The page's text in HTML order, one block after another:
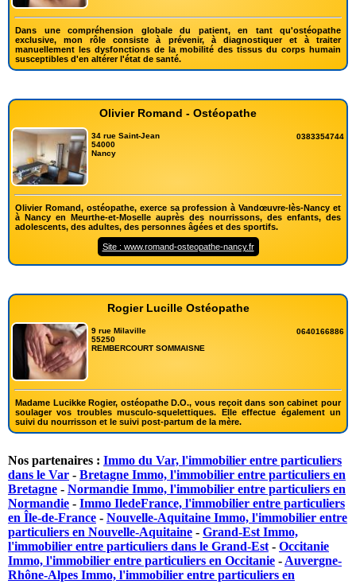
Dans une compréhension globale du patient, en tant qu'ostéopathe
exclusive, mon rôle consiste à prévenir, à diagnostiquer et à traiter
manuellement les dysfonctions de la mobilité des tissus du corps humain
susceptibles d'en altérer l'état de santé.
Olivier Romand - Ostéopathe
34 rue Saint-Jean
54000
Nancy
0383354744
Olivier Romand, ostéopathe, exerce sa profession à Vandœuvre-lès-Nancy et
à Nancy en Meurthe-et-Moselle auprès des nourrissons, des enfants, des
adolescents, des adultes, des personnes âgées et des sportifs.
Site : www.romand-osteopathe-nancy.fr
Rogier Lucille Ostéopathe
9 rue Milaville
55250
REMBERCOURT SOMMAISNE
0640166886
Madame Lucikke Rogier, ostéopathe D.O., vous reçoit dans son cabinet pour
soulager vos troubles musculo-squelettiques. Elle effectue également un
suivi du nourrisson et le suivi post-partum de la mère.
Nos partenaires : Immo du Var, l'immobilier entre particuliers
dans le Var - Bretagne Immo, l'immobilier entre particuliers en
Bretagne - Normandie Immo, l'immobilier entre particuliers en
Normandie - Immo IledeFrance, l'immobilier entre particuliers
en Île-de-France - Nouvelle-Aquitaine Immo, l'immobilier entre
particuliers en Nouvelle-Aquitaine - Grand-Est Immo,
l'immobilier entre particuliers dans le Grand-Est - Occitanie
Immo, l'immobilier entre particuliers en Occitanie - Auvergne-
Rhône-Alpes Immo, l'immobilier entre particuliers en